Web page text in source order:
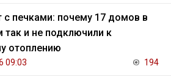
с печками: почему 17 домов в
и не подключили к
отоплению
09:03 194